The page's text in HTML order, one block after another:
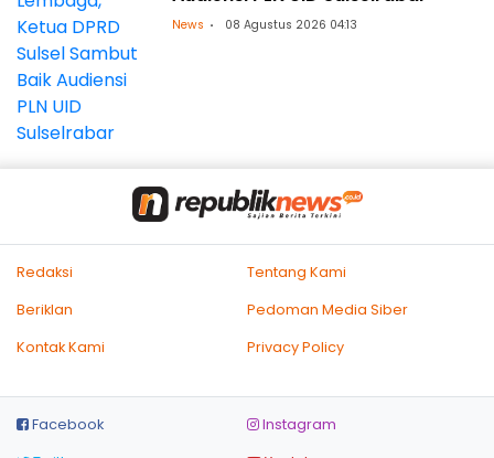
News 08 Agustus 2026 04:13
Redaksi
Tentang Kami
Beriklan
Pedoman Media Siber
Kontak Kami
Privacy Policy
Facebook
Instagram